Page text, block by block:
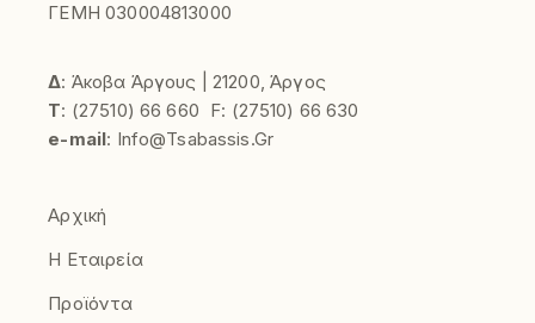
ΓΕΜΗ 030004813000
Δ: Άκοβα Άργους | 21200, Άργος
Τ: (27510) 66 660 F: (27510) 66 630
e-mail: Info@tsabassis.gr
Αρχική
Η Εταιρεία
Προϊόντα